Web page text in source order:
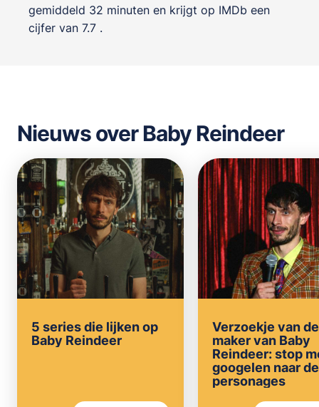
gemiddeld 32 minuten en krijgt op IMDb een
cijfer van 7.7 .
Nieuws over Baby Reindeer
5 series die lijken op
Baby Reindeer
Verzoekje van de
maker van Baby
Reindeer: stop
googelen naar de
personages